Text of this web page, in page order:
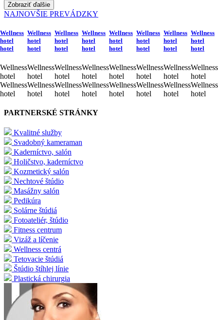
Zobraziť ďalšie
NAJNOVŠIE PREVÁDZKY
Wellness
hotel
hotel
Wellness
hotel
Wellness
hotel
Wellness
hotel
hotel
Wellness
hotel
Wellness
hotel
Wellness
hotel
hotel
Wellness
hotel
Wellness
hotel
Wellness
hotel
hotel
Wellness
hotel
Wellness
hotel
Wellness
hotel
hotel
Wellness
hotel
Wellness
hotel
Wellness
hotel
hotel
Wellness
hotel
Wellness
hotel
Wellness
hotel
hotel
Wellness
hotel
Wellness
hotel
Wellness
hotel
hotel
Wellness
hotel
Wellness
hotel
PARTNERSKÉ STRÁNKY
Kvalitné služby
Svadobný kameraman
Kaderníctvo, salón
Holičstvo, kaderníctvo
Kozmetický salón
Nechtové štúdio
Masážny salón
Pedikúra
Solárne štúdiá
Fotoateliér, štúdio
Fitness centrum
Vizáž a líčenie
Wellness centrá
Tetovacie štúdiá
Štúdio štíhlej línie
Plastická chirurgia